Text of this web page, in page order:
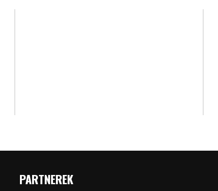
PARTNEREK